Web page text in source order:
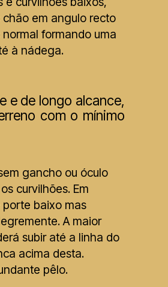
em angulo recto
formando uma
à nádega.
e de longo alcance,
com o mínimo
gancho ou óculo
curvilhões. Em
baixo mas
A maior
subir até a linha do
acima desta.
pêlo.